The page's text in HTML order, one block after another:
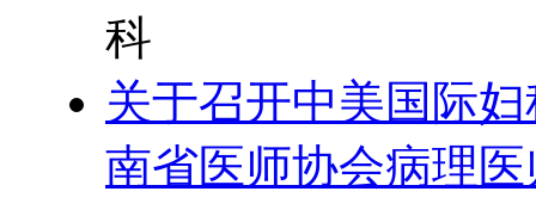
科
关于召开中美国际
南省医师协会病理